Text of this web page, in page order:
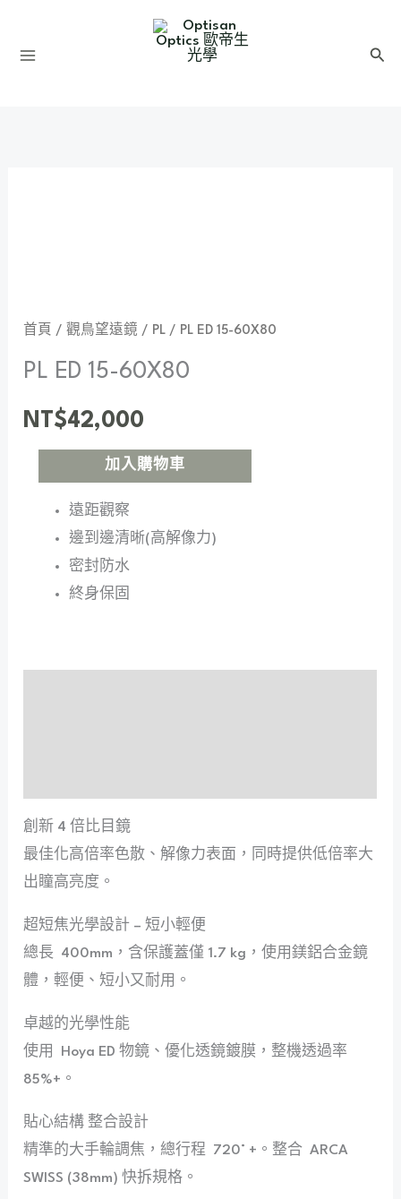
搜
首頁 /觀鳥望遠鏡 / PL / PL ED 15-60X80
PL ED 15-60X80
NT$42,000
加入購物車
遠距觀察
邊到邊清晰(高解像力)
密封防水
終身保固
創新 4 倍比目鏡
最佳化高倍率色散、解像力表面，同時提供低倍率大
出瞳高亮度。
超短焦光學設計 – 短小輕便
總長
400mm，含保護蓋僅 1.7 kg，使用鎂鋁合金鏡
體，輕便、短小又耐用。
卓越的光學性能
使用
Hoya ED 物鏡、優化透鏡鍍膜， 整機透過率
85%+ 。
貼心結構 整合設計
精準的大手輪調焦，總行程
720° +。整合 ARCA
SWISS (38mm) 快拆規格。